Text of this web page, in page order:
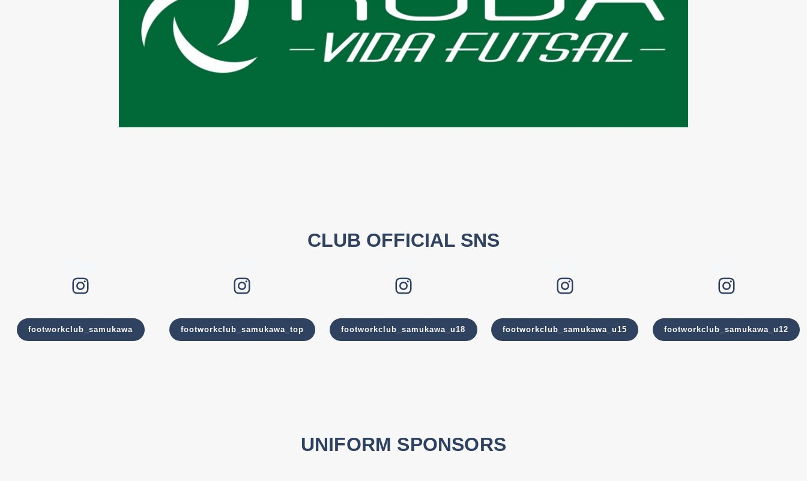
CLUB OFFICIAL SNS
Instagram
footworkclub_samukawa
Instagram
footworkclub_samukawa_top
Instagram
footworkclub_samukawa_u18
Instagram
footworkclub_samukawa_u15
Instagram
footworkclub_samukawa_u12
UNIFORM SPONSORS